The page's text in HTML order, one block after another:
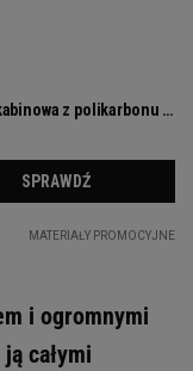
i ogromnymi
całymi